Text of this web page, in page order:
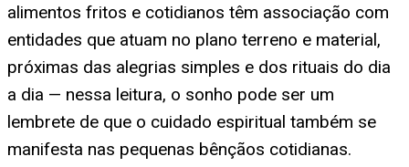
alimentos fritos e cotidianos têm associação com
entidades que atuam no plano terreno e material,
próximas das alegrias simples e dos rituais do dia
a dia — nessa leitura, o sonho pode ser um
lembrete de que o cuidado espiritual também se
manifesta nas pequenas bênçãos cotidianas.